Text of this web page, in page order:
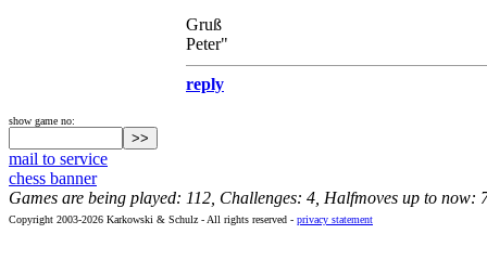
Gruß
Peter"
reply
show game no:
mail to service
chess banner
Games are being played: 112, Challenges: 4, Halfmoves up to now:
Copyright 2003-2026 Karkowski & Schulz - All rights reserved - privacy statement